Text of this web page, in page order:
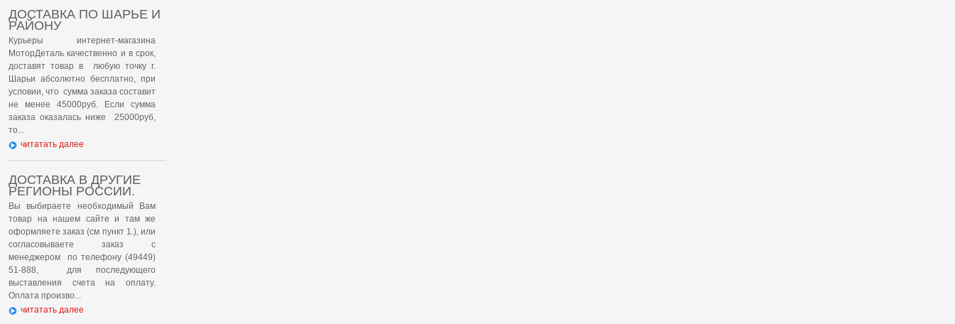
ДОСТАВКА ПО ШАРЬЕ И
РАЙОНУ
Курьеры интернет-магазина
МоторДеталь качественно и в срок,
доставят товар в любую точку г.
Шарьи абсолютно бесплатно, при
условии, что сумма заказа составит
не менее 45000руб. Если сумма
заказа оказалась ниже 25000руб,
то...
читатать далее
ДОСТАВКА В ДРУГИЕ
РЕГИОНЫ РОССИИ.
Вы выбираете необходимый Вам
товар на нашем сайте и там же
оформляете заказ (см пункт 1.), или
согласовываете заказ с
менеджером по телефону (49449)
51-888, для последующего
выставления счета на оплату.
Оплата произво...
читатать далее